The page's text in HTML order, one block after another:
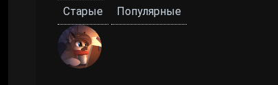
Старые
Популярные